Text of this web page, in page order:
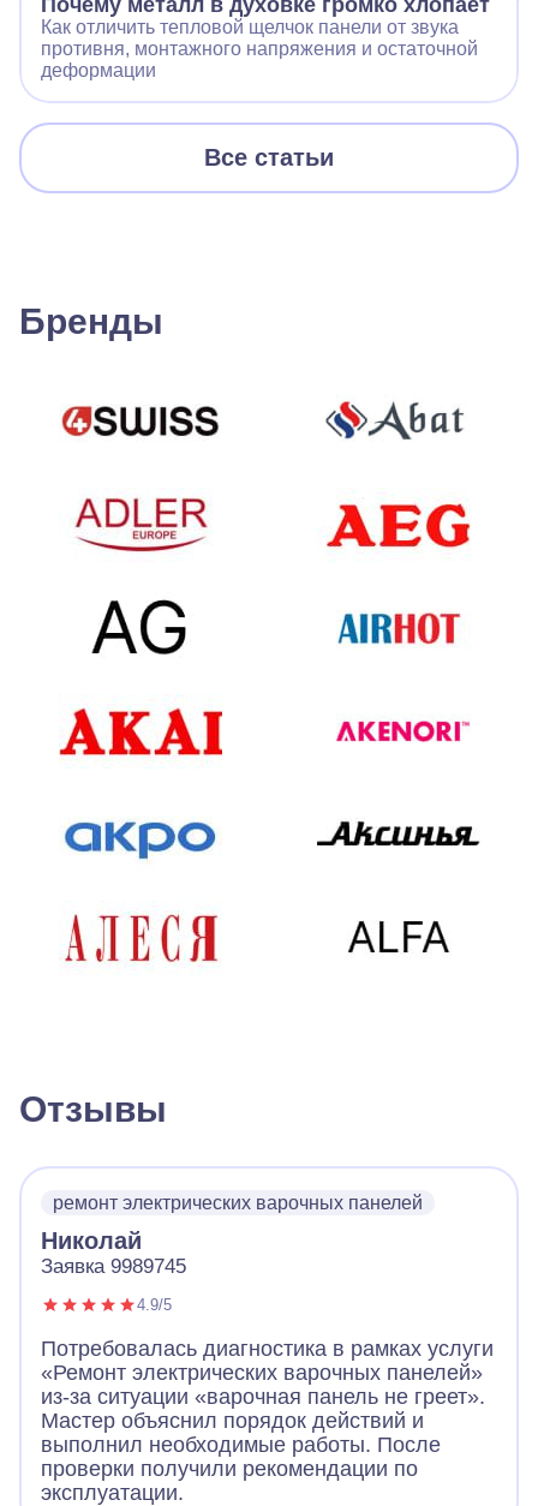
Как отличить тепловой щелчок панели от звука
противня, монтажного напряжения и остаточной
деформации
Все статьи
Бренды
Отзывы
ремонт электрических варочных панелей
Николай
Заявка 9989745
4.9/5
Потребовалась диагностика в рамках услуги
«Ремонт электрических варочных панелей»
из-за ситуации «варочная панель не греет».
Мастер объяснил порядок действий и
выполнил необходимые работы. После
проверки получили рекомендации по
эксплуатации.